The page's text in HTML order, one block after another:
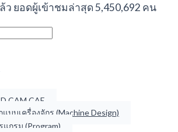
ว ยอดผู้เข้าชมล่าสุด 5,450,692 คน
CAM CAE
แบบเครื่องจักร (Machine Design)
แกรม (Program)